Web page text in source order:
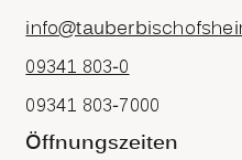
09341 803-0
09341 803-7000
Öffnungszeiten